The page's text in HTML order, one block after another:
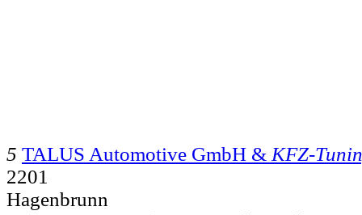
5 TALUS Automotive GmbH & KFZ-
2201
Hagenbrunn